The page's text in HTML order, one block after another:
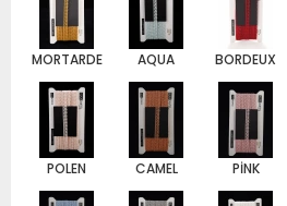
MORTARDE AQUA BORDEUX
POLEN CAMEL PİNK